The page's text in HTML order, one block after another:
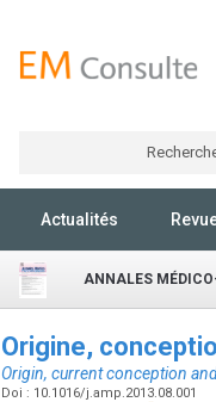
Actualités
ANNALES
Origine,
Origin, current conception
Doi : 10.1016/j.amp.2013.08.001